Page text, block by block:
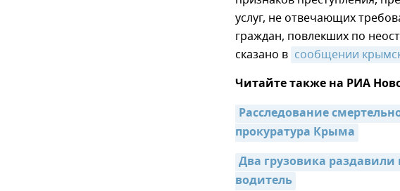
услуг, не отвечающих
граждан, повлекших по
сказано в сообщении
Читайте также на РИА
Расследование
прокуратура Крыма
Два грузовика
водитель